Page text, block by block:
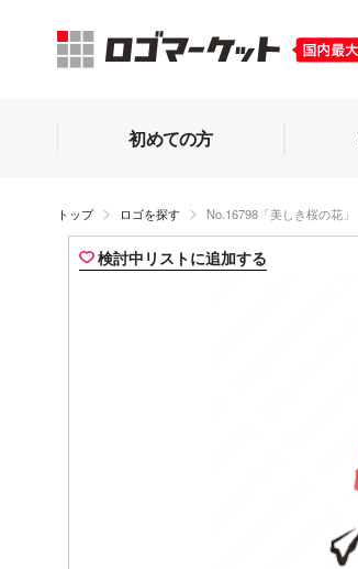
初めての方
トップ ロゴを探す No.16798「美しき桜の花」
検討中リストに追加する